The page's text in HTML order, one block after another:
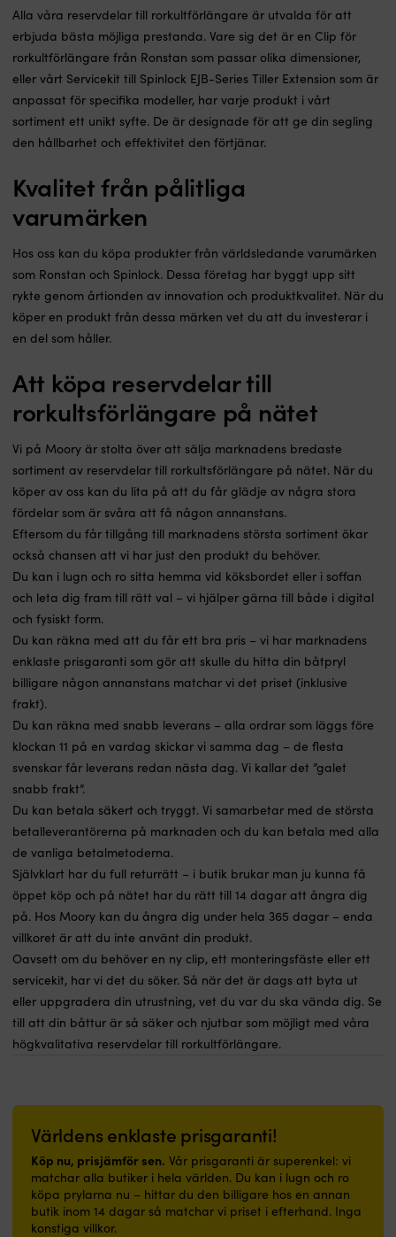
Alla våra reservdelar till rorkultförlängare är utvalda för att
erbjuda bästa möjliga prestanda. Vare sig det är en Clip för
rorkultförlängare från Ronstan som passar olika dimensioner,
eller vårt Servicekit till Spinlock EJB-Series Tiller Extension som är
anpassat för specifika modeller, har varje produkt i vårt
sortiment ett unikt syfte. De är designade för att ge din segling
den hållbarhet och effektivitet den förtjänar.
Kvalitet från pålitliga
varumärken
Hos oss kan du köpa produkter från världsledande varumärken
som Ronstan och Spinlock. Dessa företag har byggt upp sitt
rykte genom årtionden av innovation och produktkvalitet. När du
köper en produkt från dessa märken vet du att du investerar i
en del som håller.
Att köpa reservdelar till
rorkultsförlängare på nätet
Vi på Moory är stolta över att sälja marknadens bredaste
sortiment av reservdelar till rorkultsförlängare på nätet. När du
köper av oss kan du lita på att du får glädje av några stora
fördelar som är svåra att få någon annanstans.
Eftersom du får tillgång till marknadens största sortiment ökar
också chansen att vi har just den produkt du behöver.
Du kan i lugn och ro sitta hemma vid köksbordet eller i soffan
och leta dig fram till rätt val – vi hjälper gärna till både i digital
och fysiskt form.
Du kan räkna med att du får ett bra pris – vi har marknadens
enklaste prisgaranti som gör att skulle du hitta din båtpryl
billigare någon annanstans matchar vi det priset (inklusive
frakt).
Du kan räkna med snabb leverans – alla ordrar som läggs före
klockan 11 på en vardag skickar vi samma dag – de flesta
svenskar får leverans redan nästa dag. Vi kallar det ”galet
snabb frakt”.
Du kan betala säkert och tryggt. Vi samarbetar med de största
betalleverantörerna på marknaden och du kan betala med alla
de vanliga betalmetoderna.
Självklart har du full returrätt – i butik brukar man ju kunna få
öppet köp och på nätet har du rätt till 14 dagar att ångra dig
på. Hos Moory kan du ångra dig under hela 365 dagar – enda
villkoret är att du inte använt din produkt.
Oavsett om du behöver en ny clip, ett monteringsfäste eller ett
servicekit, har vi det du söker. Så när det är dags att byta ut
eller uppgradera din utrustning, vet du var du ska vända dig. Se
till att din båttur är så säker och njutbar som möjligt med våra
högkvalitativa reservdelar till rorkultförlängare.
Världens enklaste prisgaranti!
Köp nu, prisjämför sen. Vår prisgaranti är superenkel: vi
matchar alla butiker i hela världen. Du kan i lugn och ro
köpa prylarna nu – hittar du den billigare hos en annan
butik inom 14 dagar så matchar vi priset i efterhand. Inga
konstiga villkor.